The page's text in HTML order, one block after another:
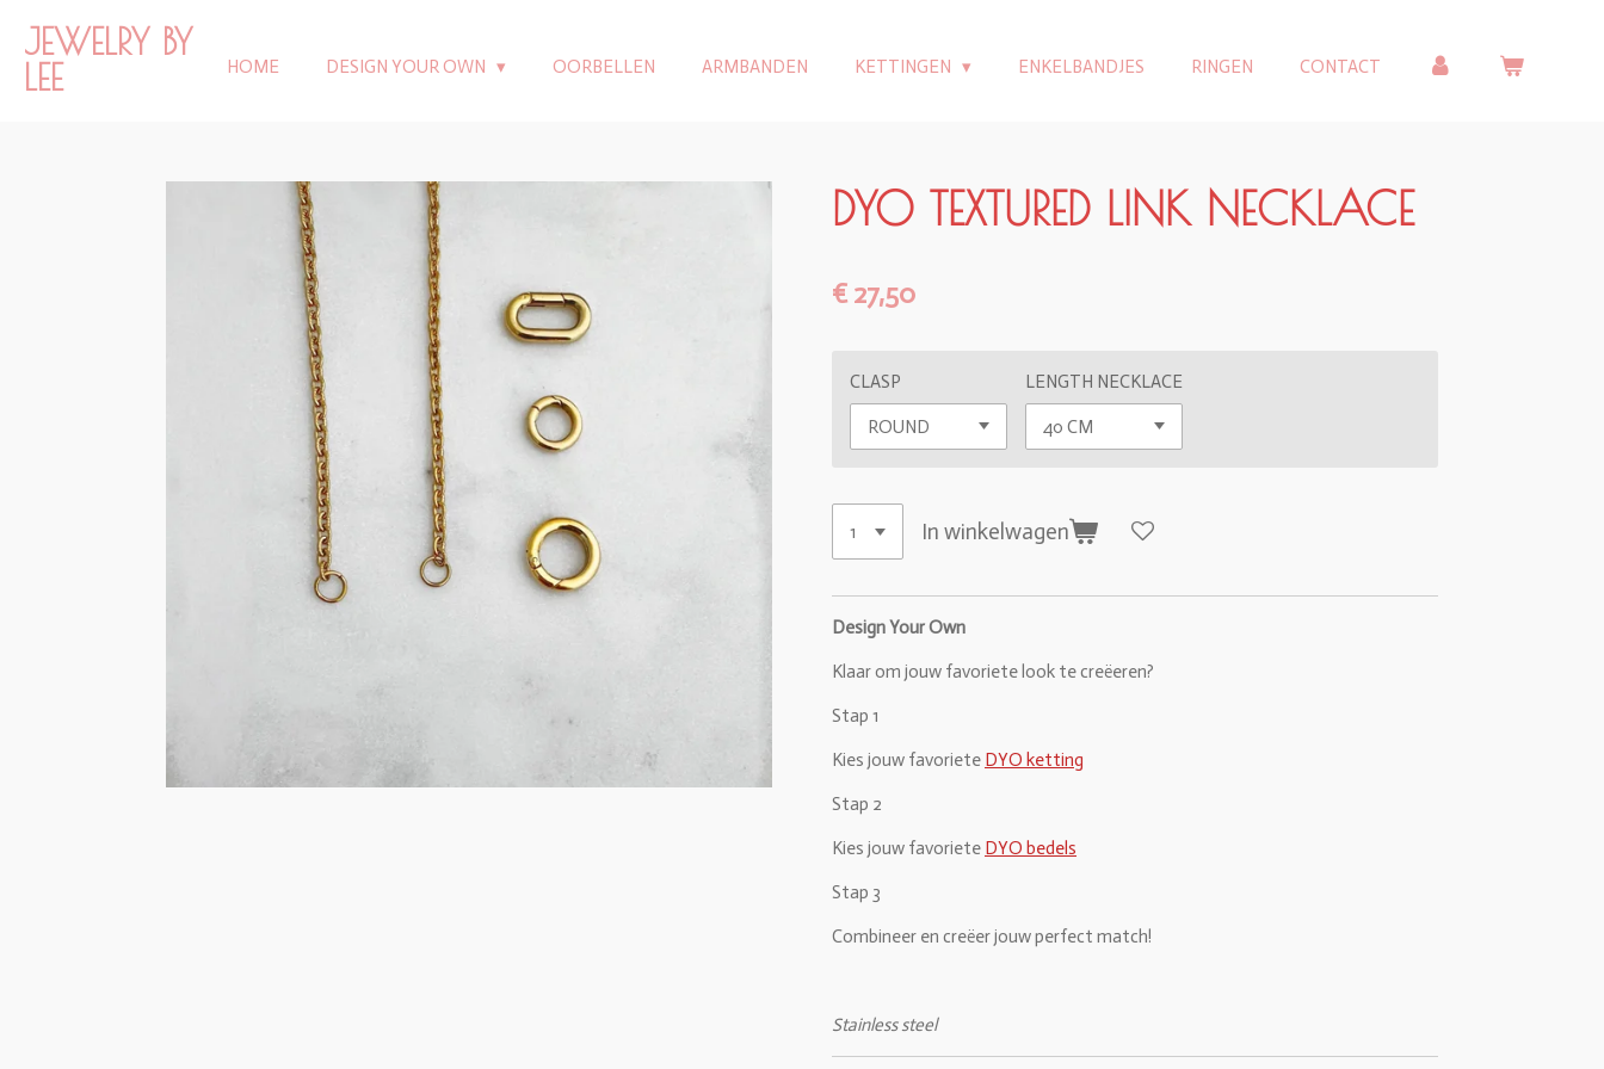
Ga
direct
naar
JEWELRY BY
LEE
HOME DESIGN YOUR OWN OORBELLEN ARMBANDEN KETTINGEN ENKELBANDJES RINGEN CONTACT
DYO TEXTURED LINK NECKLACE
€ 27,50
CLASP LENGTH NECKLACE
In winkelwagen
Design Your Own
Klaar om jouw favoriete look te creëeren?
Stap 1
Kies jouw favoriete DYO ketting
Stap 2
Kies jouw favoriete DYO bedels
Stap 3
Combineer en creëer jouw perfect match!
Stainless steel